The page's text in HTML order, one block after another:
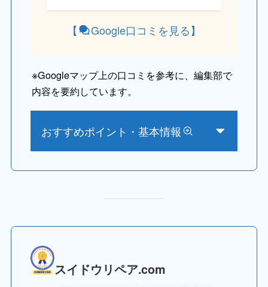
【 Google口コミを見る】
※Googleマップ上の口コミを参考に、編集部で
内容を要約しています。
おすすめポイント・基本情報
スイドウリペア.com